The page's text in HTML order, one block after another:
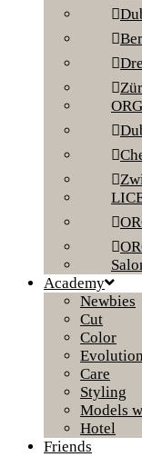
Academy
Newbies
Cut
Color
Evolution
Care
Styling
Models
Hotel
Friends